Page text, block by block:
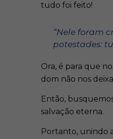
tudo foi feito!
“Nele foram
potestades:
Ora, é para que
dom não nos
Então,
salvação eterna.
Portanto, unindo